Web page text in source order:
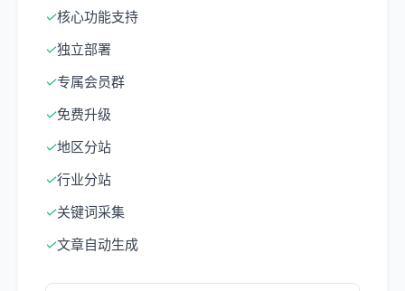
✓核心功能支持
✓独立部署
✓专属会员群
✓免费升级
✓地区分站
✓行业分站
✓关键词采集
✓文章自动生成